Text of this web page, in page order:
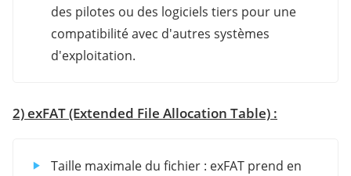
des pilotes ou des logiciels tiers pour une
compatibilité avec d'autres systèmes
d'exploitation.
2) exFAT (Extended File Allocation Table) :
Taille maximale du fichier : exFAT prend en